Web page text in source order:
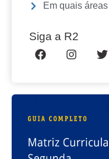
Em quais
Siga a R2